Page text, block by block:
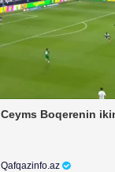
Ceyms Boqerenin
Qafqazinfo.az